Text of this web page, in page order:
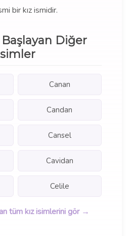
bir kız ismidir.
Diğer
Canan
Candan
Cansel
Cavidan
Celile
tüm kız isimlerini gör →